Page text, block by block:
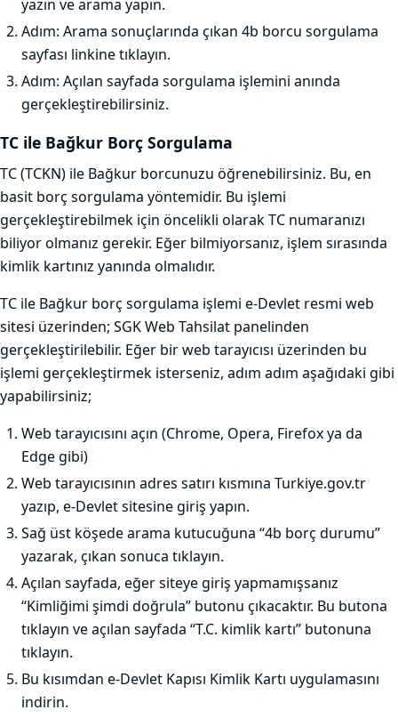
yazın ve arama yapın.
Adım: Arama sonuçlarında çıkan 4b borcu sorgulama
sayfası linkine tıklayın.
Adım: Açılan sayfada sorgulama işlemini anında
gerçekleştirebilirsiniz.
TC ile Bağkur Borç Sorgulama
TC (TCKN) ile Bağkur borcunuzu öğrenebilirsiniz. Bu, en
basit borç sorgulama yöntemidir. Bu işlemi
gerçekleştirebilmek için öncelikli olarak TC numaranızı
biliyor olmanız gerekir. Eğer bilmiyorsanız, işlem sırasında
kimlik kartınız yanında olmalıdır.
TC ile Bağkur borç sorgulama işlemi e-Devlet resmi web
sitesi üzerinden; SGK Web Tahsilat panelinden
gerçekleştirilebilir. Eğer bir web tarayıcısı üzerinden bu
işlemi gerçekleştirmek isterseniz, adım adım aşağıdaki gibi
yapabilirsiniz;
Web tarayıcısını açın (Chrome, Opera, Firefox ya da
Edge gibi)
Web tarayıcısının adres satırı kısmına Turkiye.gov.tr
yazıp, e-Devlet sitesine giriş yapın.
Sağ üst köşede arama kutucuğuna “4b borç durumu”
yazarak, çıkan sonuca tıklayın.
Açılan sayfada, eğer siteye giriş yapmamışsanız
“Kimliğimi şimdi doğrula” butonu çıkacaktır. Bu butona
tıklayın ve açılan sayfada “T.C. kimlik kartı” butonuna
tıklayın.
Bu kısımdan e-Devlet Kapısı Kimlik Kartı uygulamasını
indirin.